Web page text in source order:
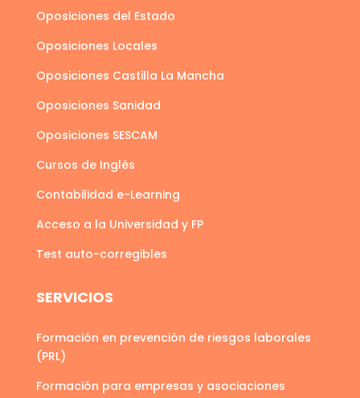
Oposiciones del Estado
Oposiciones Locales
Oposiciones Castilla La Mancha
Oposiciones Sanidad
Oposiciones SESCAM
Cursos de Inglés
Contabilidad e-Learning
Acceso a la Universidad y FP
Test auto-corregibles
SERVICIOS
Formación en prevención de riesgos laborales
(PRL)
Formación para empresas y asociaciones